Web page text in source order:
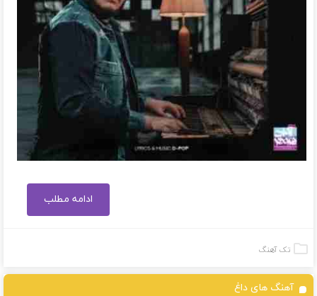
ادامه مطلب
تک آهنگ
آهنگ های داغ